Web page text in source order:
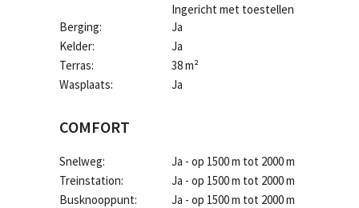
Ingericht met toestellen
Berging:
Ja
Kelder:
Ja
Terras:
38 m²
Wasplaats:
Ja
COMFORT
Snelweg:
Ja - op 1500 m tot 2000 m
Treinstation:
Ja - op 1500 m tot 2000 m
Busknooppunt:
Ja - op 1500 m tot 2000 m